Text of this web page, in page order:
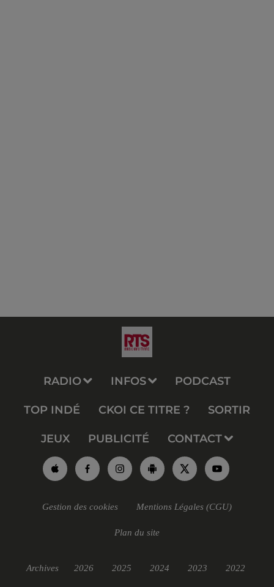
RADIO INFOS PODCAST
TOP INDÉ CKOI CE TITRE ? SORTIR
JEUX PUBLICITÉ CONTACT
Gestion des cookies Mentions Légales (CGU)
Plan du site
Archives 2026 2025 2024 2023 2022